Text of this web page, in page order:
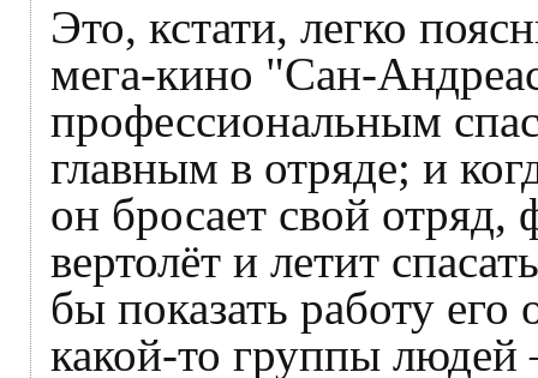
Это, кстати, легко
мега-кино "Сан-
профессиональным
главным в отряде; и
он бросает свой отряд,
вертолёт и летит
бы показать работу
какой-то группы людей